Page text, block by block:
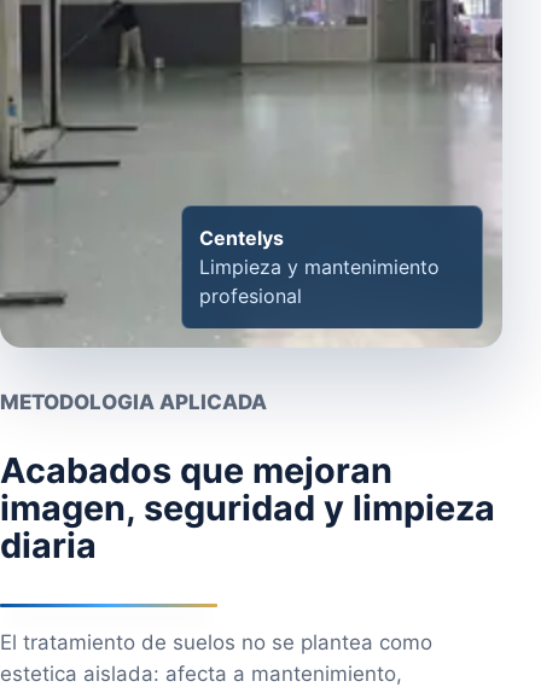
Centelys
Limpieza y mantenimiento
profesional
METODOLOGIA APLICADA
Acabados que mejoran
imagen, seguridad y limpieza
diaria
El tratamiento de suelos no se plantea como
estetica aislada: afecta a mantenimiento,